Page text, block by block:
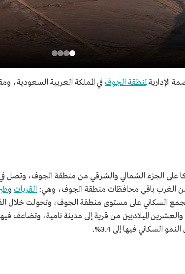
الإداريةلمنطقة الجوف في المملكة العربية السعودية،
على الجزء الشمالي والشرقي من منطقة الجوف، وتصل
الغرب باقي محافظات منطقة الجوف، وهي: القريات و
السكاني على مستوى منطقة الجوف، وتحولت خلال
والعشرين الميلاديين من قرية إلى مدينة نامية، وتضاعف
السكاني فيها إلى 3.4%.